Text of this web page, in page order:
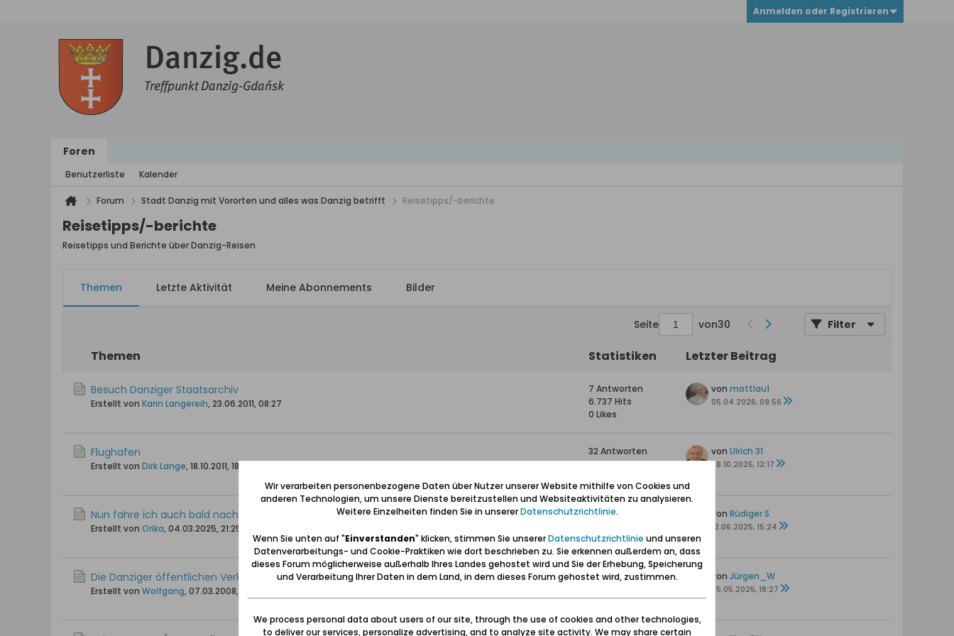
Anmelden oder Registrieren
Foren
Benutzerliste Kalender
Forum Stadt Danzig mit Vororten und alles was Danzig betrifft Reisetipps/-berichte
Reisetipps/-berichte
Reisetipps und Berichte über Danzig-Reisen
Themen Letzte Aktivität Meine Abonnements Bilder
Seite von30 Filter
Themen Statistiken Letzter Beitrag
Besuch Danziger Staatsarchiv
Erstellt von Karin Langereih, 23.06.2011, 08:27
7 Antworten
6.737 Hits
0 Likes
von mottlau1
05.04.2026, 09:56
Flughafen
Erstellt von Dirk Lange, 18.10.2011, 18:58
32 Antworten
32.141 Hits
von Ulrich 31
08.10.2025, 12:17
Nun fahre ich auch bald nach Danzig :-)
Erstellt von Orika, 04.03.2025, 21:25
19 Antworten
0 Likes
von Rüdiger S.
12.06.2025, 15:24
Die Danziger öffentlichen Verkehrsmittel (Tram/Bus)
Erstellt von Wolfgang, 07.03.2008, 21:06
29 Antworten
0 Likes
von Jürgen_W
25.05.2025, 18:27
Wir verarbeiten personenbezogene Daten über Nutzer unserer Website mithilfe von Cookies und
anderen Technologien, um unsere Dienste bereitzustellen und Websiteaktivitäten zu analysieren.
Weitere Einzelheiten finden Sie in unsererDatenschutzrichtlinie.
Wenn Sie unten auf "Einverstanden" klicken, stimmen Sie unsererDatenschutzrichtlinie und unseren
Datenverarbeitungs- und Cookie-Praktiken wie dort beschrieben zu. Sie erkennen außerdem an, dass
dieses Forum möglicherweise außerhalb Ihres Landes gehostet wird und Sie der Erhebung, Speicherung
und Verarbeitung Ihrer Daten in dem Land, in dem dieses Forum gehostet wird, zustimmen.
We process personal data about users of our site, through the use of cookies and other technologies,
to deliver our services, personalize advertising, and to analyze site activity. We may share certain